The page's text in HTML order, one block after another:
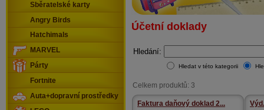
Účetní doklady
Hledání:
Hledat v této kategorii
Celkem produktů: 3
Faktura daňový doklad 2...
Sběratelské karty
Angry Birds
Hatchimals
MARVEL
Párty
Fortnite
Auta+dopravní prostředky